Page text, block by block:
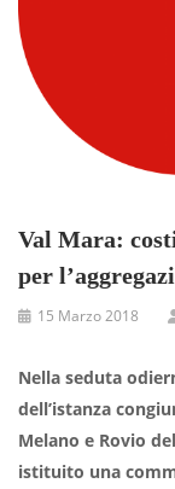
Val Mara:
per
15 Marzo 2018
Nella seduta
dell’istanza
Melano e Rovio
istituito una